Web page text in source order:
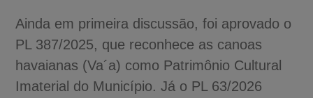
Ainda em primeira discussão, foi aprovado o
PL 387/2025, que reconhece as canoas
havaianas (Va´a) como Patrimônio Cultural
Imaterial do Município. Já o PL 63/2026